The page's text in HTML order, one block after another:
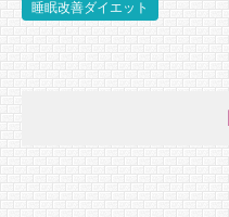
睡眠改善ダイエット